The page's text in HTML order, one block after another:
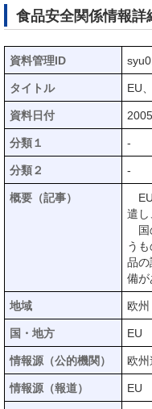
食品安全関係情報詳
資料管理ID
タイトル EU
資料日付
分類１ -
分類２ -
概要（記事）
EU
遣し
国
う
品の
備が
地域 欧州
国・地方 EU
情報源（公的機関） 欧
情報源（報道） EU